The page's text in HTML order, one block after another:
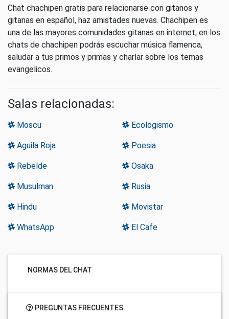
Chat chachipen gratis para relacionarse con gitanos y
gitanas en español, haz amistades nuevas. Chachipen es
una de las mayores comunidades gitanas en internet, en los
chats de chachipen podrás escuchar música flamenca,
saludar a tus primos y primas y charlar sobre los temas
evangelicos.
Salas relacionadas:
Moscu Ecologismo
Aguila Roja Poesia
Rebelde Osaka
Musulman Rusia
Hindu Movistar
WhatsApp El Cafe
NORMAS DEL CHAT
PREGUNTAS FRECUENTES